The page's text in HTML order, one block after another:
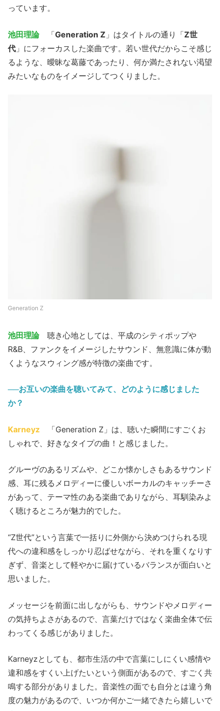
っています。
池田理論「Generation Z 」はタイトルの通り「Z世
代 」にフォーカスした楽曲です。若い世代だからこそ感じ
るような、曖昧な葛藤であったり、何か満たされない渇望
みたいなものをイメージしてつくりました。
Generation Z
池田理論聴き心地としては、平成のシティポップや
R&B、ファンクをイメージしたサウンド、無意識に体が動
くようなスウィング感が特徴の楽曲です。
──お互いの楽曲を聴いてみて、どのように感じました
か？
Karneyz 「Generation Z」は、聴いた瞬間にすごくお
しゃれで、好きなタイプの曲！と感じました。
グルーヴのあるリズムや、どこか懐かしさもあるサウンド
感、耳に残るメロディーに優しいボーカルのキャッチーさ
があって、テーマ性のある楽曲でありながら、耳馴染みよ
く聴けるところが魅力的でした。
“Z世代”という言葉で一括りに外側から決めつけられる現
代への違和感をしっかり忍ばせながら、それを重くなりす
ぎず、音楽として軽やかに届けているバランスが面白いと
思いました。
メッセージを前面に出しながらも、サウンドやメロディー
の気持ちよさがあるので、言葉だけではなく楽曲全体で伝
わってくる感じがありました。
Karneyzとしても、都市生活の中で言葉にしにくい感情や
違和感をすくい上げたいという側面があるので、すごく共
鳴する部分がありました。音楽性の面でも自分とは違う角
度の魅力があるので、いつか何かご一緒できたら嬉しいで